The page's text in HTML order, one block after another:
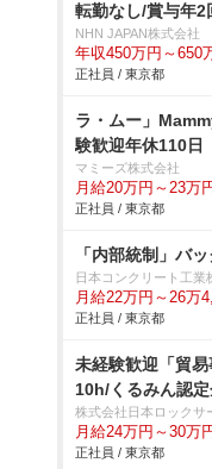
転勤なし/賞与年2
NHN JAPAN株式会社
年収450万円～650
正社員 / 東京都
ラ・ムー」
験歓迎年休110日
マミーズ株式会社
月給20万円～23万
正社員 / 東京都
「内部統制」バ
日本コンクリート工業
月給22万円～26万
正社員 / 東京都
未経験歓迎「貿
10h/くるみん認
株式会社日本ロックサ
月給24万円～30万
正社員 / 東京都